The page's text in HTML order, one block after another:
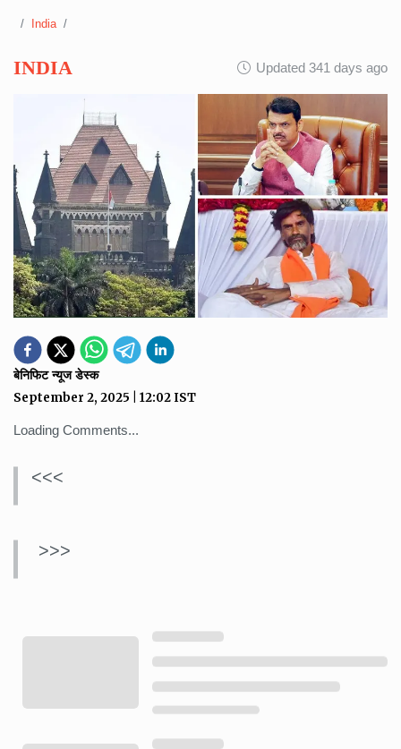
India
INDIA Updated 341 days ago
बेनिफिट न्यूज डेस्क
September 2, 2025 12:02 IST
Loading Comments...
<<<
>>>